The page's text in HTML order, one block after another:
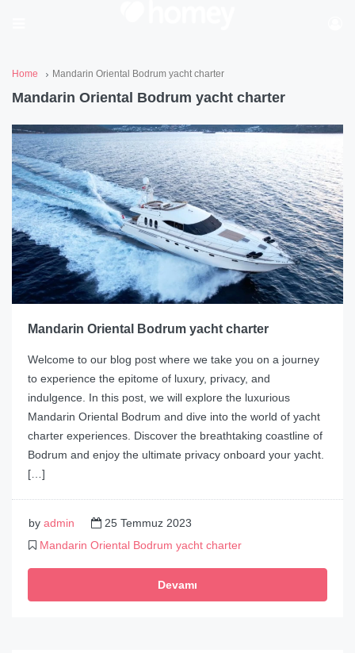
Home Mandarin Oriental Bodrum yacht charter
Mandarin Oriental Bodrum yacht charter
Mandarin Oriental Bodrum yacht charter
Welcome to our blog post where we take you on a journey
to experience the epitome of luxury, privacy, and
indulgence. In this post, we will explore the luxurious
Mandarin Oriental Bodrum and dive into the world of yacht
charter experiences. Discover the breathtaking coastline of
Bodrum and enjoy the ultimate privacy onboard your yacht.
[…]
by admin
25 Temmuz 2023
Mandarin Oriental Bodrum yacht charter
Devamı